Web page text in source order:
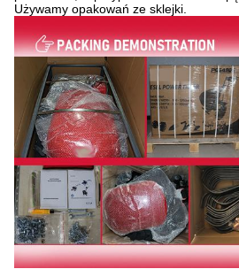
Używamy opakowań ze sklejki.